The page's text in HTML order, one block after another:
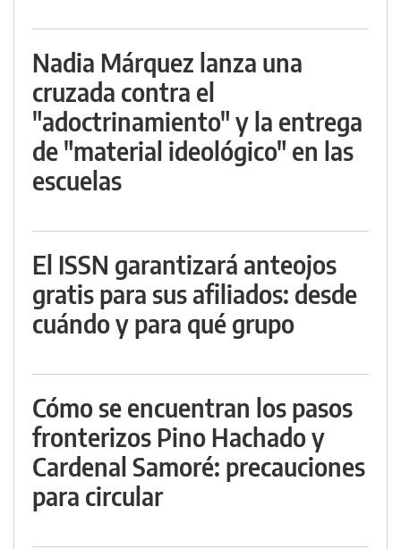
Nadia Márquez lanza una
cruzada contra el
"adoctrinamiento" y la entrega
de "material ideológico" en las
escuelas
El ISSN garantizará anteojos
gratis para sus afiliados: desde
cuándo y para qué grupo
Cómo se encuentran los pasos
fronterizos Pino Hachado y
Cardenal Samoré: precauciones
para circular